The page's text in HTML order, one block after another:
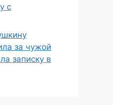
с
за чужой
записку в